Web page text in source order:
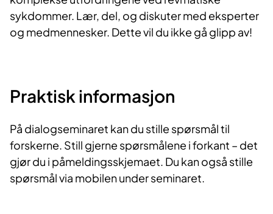
sykdommer. Lær, del, og diskuter med eksperter
og medmennesker. Dette vil du ikke gå glipp av!
Praktisk informasjon
På dialogseminaret kan du stille spørsmål til
forskerne. Still gjerne spørsmålene i forkant – det
gjør du i påmeldingsskjemaet. Du kan også stille
spørsmål via mobilen under seminaret.